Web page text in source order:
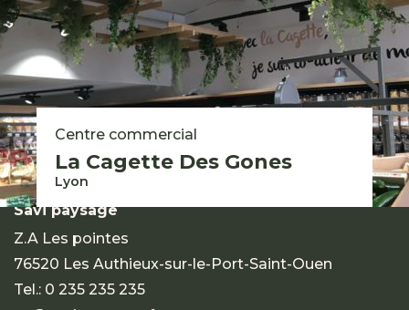
Centre commercial
La Cagette Des Gones
Lyon
Nous rejoindre
Groupe Savi 2026 © - Mentions légales
Expertises
Réalisations
Contact
Savi paysage
Z.A Les pointes
76520 Les Authieux-sur-le-Port-Saint-Ouen
Tel.: 0 235 235 235